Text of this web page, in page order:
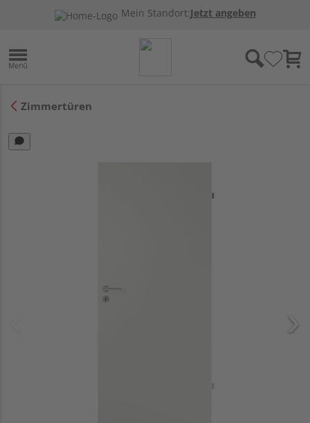
Mein Standort:Jetzt angeben
Zimmertüren